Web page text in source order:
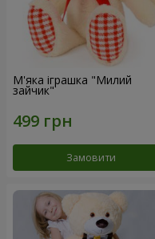
М'яка іграшка "Милий
зайчик"
Замовити